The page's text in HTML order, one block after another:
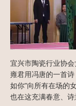
宜兴市陶瓷行业协
雍君用冯唐的一首
如你”向所有在场的
也在这充满春意、诗